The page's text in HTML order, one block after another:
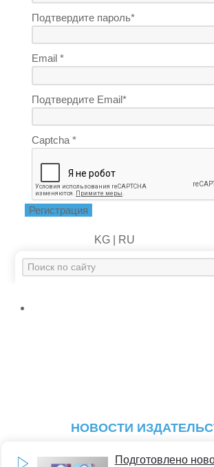
Подтвердите пароль*
Email *
Подтвердите Email*
Captcha *
Регистрация
KG | RU
Искать...
НОВОСТИ
Подготовлено